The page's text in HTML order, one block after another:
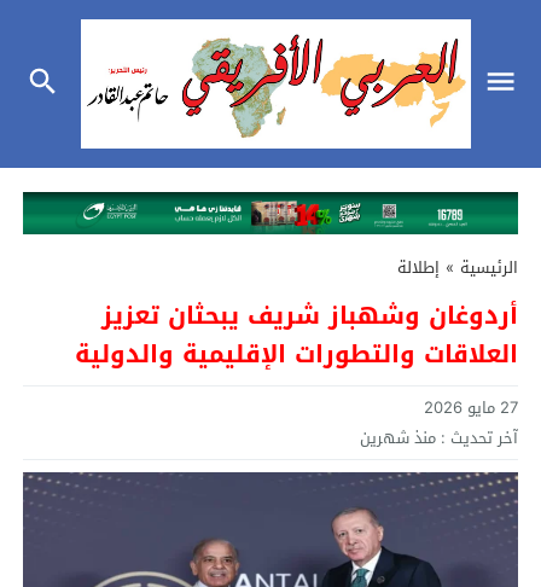
الرئيسية » إطلالة
أردوغان وشهباز شريف يبحثان تعزيز
العلاقات والتطورات الإقليمية والدولية
27 مايو 2026
آخر تحديث : منذ شهرين